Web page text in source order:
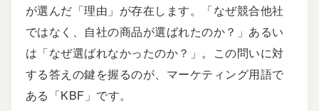
が選んだ「理由」が存在します。「なぜ競合他社
ではなく、自社の商品が選ばれたのか？」あるい
は「なぜ選ばれなかったのか？」。この問いに対
する答えの鍵を握るのが、マーケティング用語で
ある「KBF」です。